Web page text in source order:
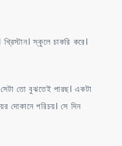
স্কুলে চাকরি করে।
সেটা তো বুঝতেই পারছ। একটা
দোকানে পরিচয়। সে দিন